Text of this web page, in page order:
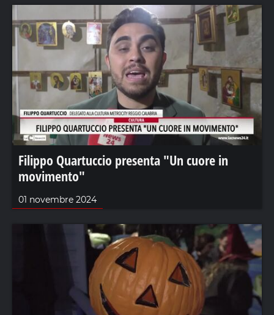
Filippo Quartuccio presenta "Un cuore in
movimento"
01 novembre 2024